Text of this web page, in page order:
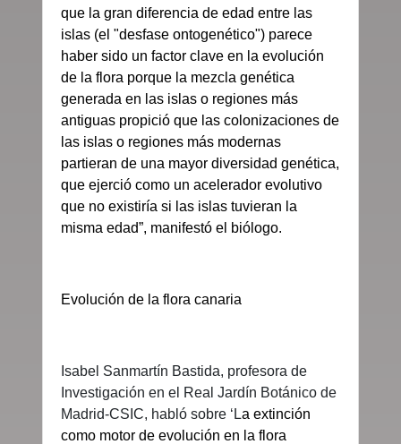
que la gran diferencia de edad entre las
islas (el "desfase ontogenético") parece
haber sido un factor clave en la evolución
de la flora porque la mezcla genética
generada en las islas o regiones más
antiguas propició que las colonizaciones de
las islas o regiones más modernas
partieran de una mayor diversidad genética,
que ejerció como un acelerador evolutivo
que no existiría si las islas tuvieran la
misma edad”, manifestó el biólogo.
Evolución de la flora canaria
Isabel Sanmartín Bastida, profesora de
Investigación en el Real Jardín Botánico de
Madrid-CSIC, habló sobre ‘La extinción
como motor de evolución en la flora